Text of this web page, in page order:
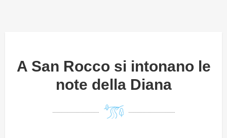
A San Rocco si intonano le
note della Diana